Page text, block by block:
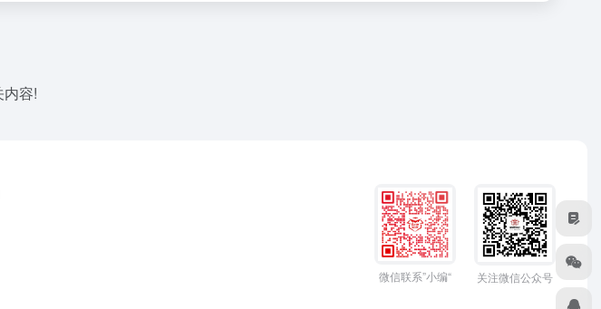
容!
微信联系”小编“ 关注微信公众号